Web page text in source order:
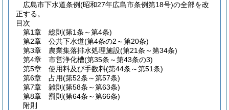
広島市下水道条例(昭和27年広島市条例第18号)の全部を改
正する。
目次
第1章
総則 (第1条～第4条)
第2章
公共下水道(第4条の2～第20条)
第3章
農業集落排水処理施設(第21条～第34条)
第4章
市営浄化槽(第35条～第43条の3)
第5章
使用料及び手数料(第44条～第51条)
第6章
占用(第52条～第57条)
第7章
雑則 (第58条～第63条)
第8章
罰則 (第64条～第66条)
附則